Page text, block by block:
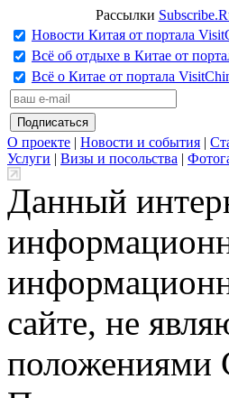
Рассылки
Новости Китая от портала
Всё об отдыхе в Китае от
Всё о Китае от портала
О проекте | Новости и события |
Услуги | Визы и посольства |
Данный
сайте, не
положениями